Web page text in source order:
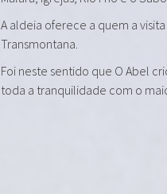
A aldeia oferece a quem a
Transmontana.
Foi neste sentido que O Abel
toda a tranquilidade com o